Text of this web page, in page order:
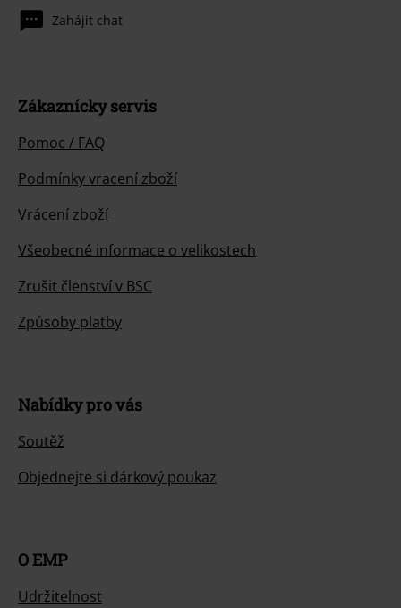
Zahájit chat
Zákaznícky servis
Pomoc / FAQ
Podmínky vracení zboží
Vrácení zboží
Všeobecné informace o velikostech
Zrušit členství v BSC
Způsoby platby
Nabídky pro vás
Soutěž
Objednejte si dárkový poukaz
O EMP
Udržitelnost